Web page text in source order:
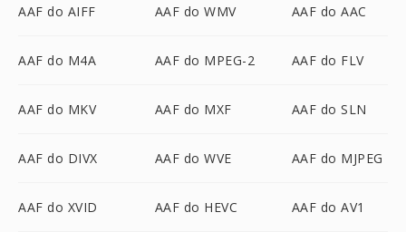
AAF do AIFF AAF do WMV AAF do AAC
AAF do M4A AAF do MPEG-2 AAF do FLV
AAF do MKV AAF do MXF AAF do SLN
AAF do DIVX AAF do WVE AAF do MJPEG
AAF do XVID AAF do HEVC AAF do AV1